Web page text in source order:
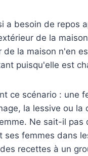
a besoin de repos
de la
de la maison n'en
puisqu'elle est
ce scénario : une
la lessive ou
Ne sait-il pas
ses femmes dans
recettes à un